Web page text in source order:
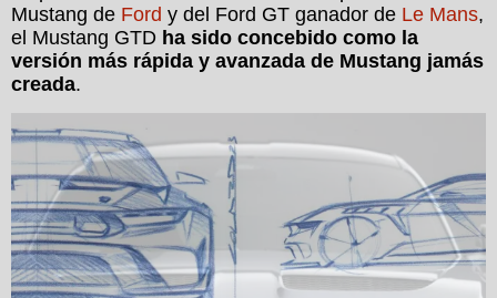
Mustang de Ford y del Ford GT ganador de Le Mans,
el Mustang GTD ha sido concebido como la
versión más rápida y avanzada de Mustang jamás
creada.